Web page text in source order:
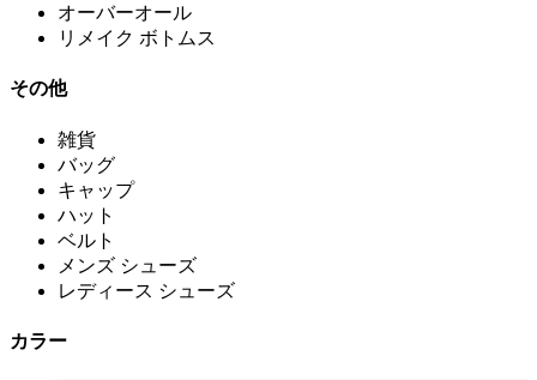
オーバーオール
リメイク ボトムス
その他
雑貨
バッグ
キャップ
ハット
ベルト
メンズ シューズ
レディース シューズ
カラー